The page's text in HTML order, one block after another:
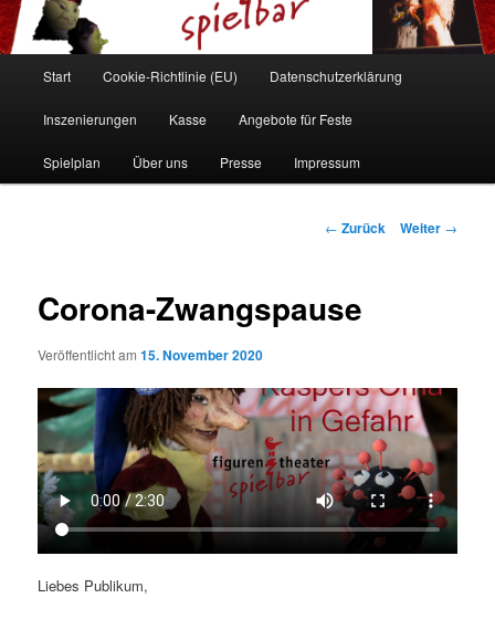
Start Cookie-Richtlinie (EU) Datenschutzerklärung
Inszenierungen Kasse Angebote für Feste
Spielplan Über uns Presse Impressum
Beitrags-
← Zurück Weiter →
Corona-Zwangspause
Veröffentlicht am15. November 2020
Liebes Publikum,